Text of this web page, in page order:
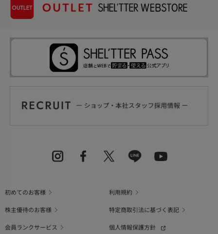
初めてのお客様
利用規約
株主優待のお客様
特定商取引法に基づく表記
会員ランクサービス
個人情報保護方針